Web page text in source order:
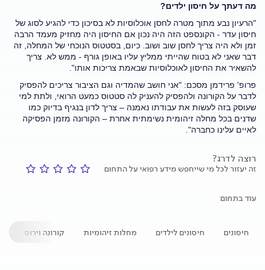
מה דעתך על חיסון ילדים?
"הרעיון נבע מתוך מטרה לחסן אוכלוסיות לא בסיכון כדי להגיע לסוג של
חיסון עדר - הקונספט הזה היה נכון אם החיסון היה מחזיק מעמד הרבה
זמן ולא היה צריך לחסן שוב ושוב. כיום, בסטטוס הנוכחי של המחלה, זה
דבר שאני לא בטוח שהייתי ממליץ עליו באופן גורף - ממש לא. צריך
להשאיר את החיסון לאוכלוסיות שבאמת צריכות אותו".
פרופ' פרידמן מסכם: "אני חושב שהמדיה וגם הציבור צריכים להפסיק
לדבר על הקורונה ולהפסיק להעניק לה סטטוס כמעט הרואי, ולתת למי
שעוסק בזה לעשות את עבודתו נאמנה – צריך לדון בנגיף בדיוק כמו
שדנים בכל מחלה זיהומית נשימתית אחרת – הקורונה מזמן הפסיקה
לאיים עלינו כחברה".
רוצה לדרג?
זה יעזור לכל מי שייחפש מידע רפואי על התחום
עוד בתחום
חיסונים חיסונים לילדים מחלות זיהומיות קורונה וירוס